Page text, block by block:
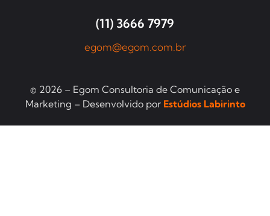
(11) 3666 7979
egom@egom.com.br
© 2026 – Egom Consultoria de Comunicação e
Marketing – Desenvolvido por Estúdios Labirinto